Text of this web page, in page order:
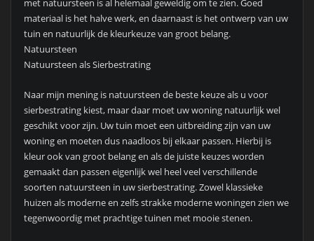
met natuursteen is al helemaal geweldig om te zien. Goed
materiaal is het halve werk, en daarnaast is het ontwerp van uw
tuin en natuurlijk de kleurkeuze van groot belang.
Natuursteen
Natuursteen als Sierbestrating
Naar mijn mening is natuursteen de beste keuze als u voor
sierbestrating kiest, maar daar moet uw woning natuurlijk wel
geschikt voor zijn. Uw tuin moet een uitbreiding zijn van uw
woning en moeten dus naadloos bij elkaar passen. Hierbij is
kleur ook van groot belang en als de juiste keuzes worden
gemaakt dan passen eigenlijk wel heel veel verschillende
soorten natuursteen in uw sierbestrating. Zowel klassieke
huizen als moderne en zelfs strakke moderne woningen zien we
tegenwoordig met prachtige tuinen met mooie stenen.